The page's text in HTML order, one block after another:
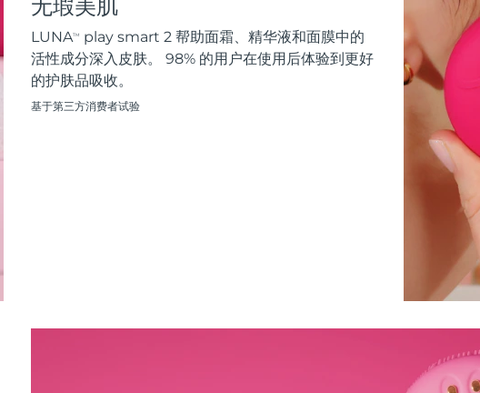
无瑕美肌
LUNATM
play smart 2 帮助面霜、精华液和面膜中的
活性成分深入皮肤。 98% 的用户在使用后体验到更好
的护肤品吸收。
基于第三方消费者试验